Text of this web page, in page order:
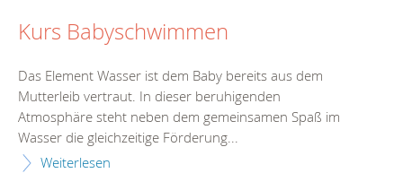
Kurs Babyschwimmen
Das Element Wasser ist dem Baby bereits aus dem
Mutterleib vertraut. In dieser beruhigenden
Atmosphäre steht neben dem gemeinsamen Spaß im
Wasser die gleichzeitige Förderung...
Weiterlesen